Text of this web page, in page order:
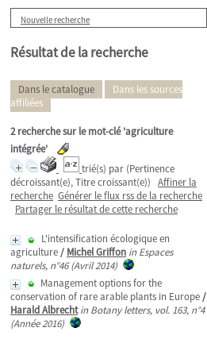
Nouvelle recherche
Résultat de la recherche
Dans le catalogue
Dans les sources
affiliées
2recherche sur le mot-clé'agriculture
intégrée'
trié(s) par (Pertinence
décroissant(e), Titre croissant(e)) Affiner la
recherche Générer le flux rss de la recherche
Partager le résultat de cette recherche
L'intensification écologique en
agriculture/ Michel Griffon in Espaces
naturels, n°46 (Avril 2014)
Management options for the
conservation of rare arable plants in Europe/
Harald Albrecht in Botany letters, vol. 163, n°4
(Année 2016)